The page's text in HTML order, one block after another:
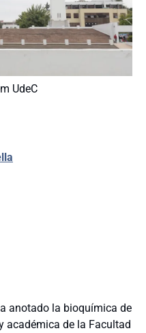
UdeC
anotado la bioquímica de
académica de la Facultad